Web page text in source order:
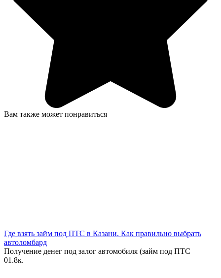
Вам также может понравиться
Где взять займ под ПТС в Казани. Как правильно выбрать
автоломбард
Получение денег под залог автомобиля (займ под ПТС
01.8к.